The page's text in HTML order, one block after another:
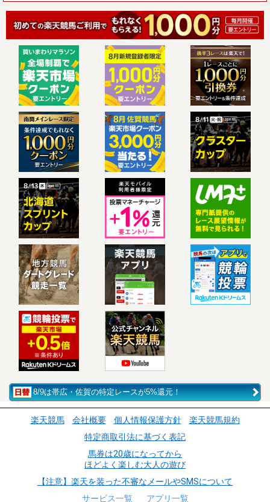
8/9は帯広・佐賀の特定レースが5%還元！
楽天競馬 会社概要 個人情報保護方針
楽天競馬規約
特定商取引法に基づく表記
馬券は20歳になってから
ほどよく楽しむ大人の遊び
【注意】楽天を装った不審なメールやSMSについて
サービス一覧
アプリ一覧